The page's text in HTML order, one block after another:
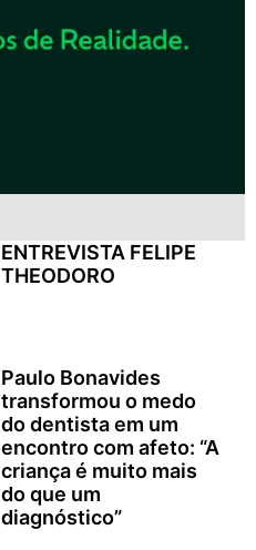
ENTREVISTA FELIPE
THEODORO
Paulo Bonavides
transformou o medo
do dentista em um
encontro com afeto: “A
criança é muito mais
do que um
diagnóstico”